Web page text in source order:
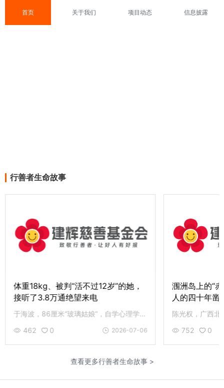
首页 关于我们 项目动态 信息披露
行善者生命故事
体重18kg、被判“活不过12岁”的她，
接听了3.8万通绝望来电
于海波，86厘米“玻璃姑娘”，自学心理学课程，撑起3.8万通心语热线，织就 5000学子求学路与 120名残友尊严梦。现身体每况愈下，机构也面临困境。致敬点灯人于海波，愿这盏心灯一直亮下去。
462
0 2026-07-06
涠洲岛上的“
人的四十年凿
752 0
查看更多行善者生命故事 >